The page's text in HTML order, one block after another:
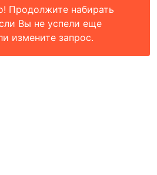
Продолжите набирать
Вы не успели еще
измените запрос.